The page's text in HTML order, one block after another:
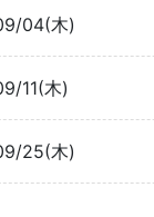
04(木)
11(木)
25(木)